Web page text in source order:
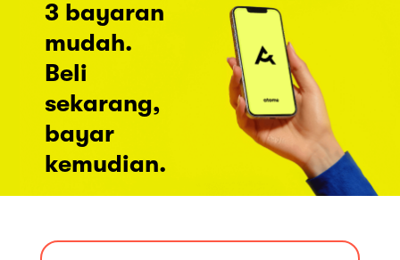
3 bayaran
mudah.
Beli
sekarang,
bayar
kemudian.